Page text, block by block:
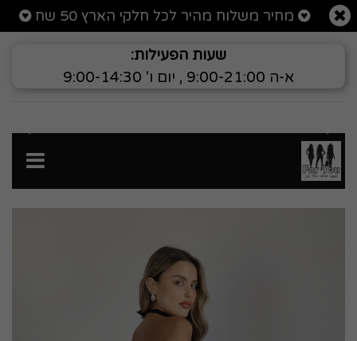
פרטי מוצר שמלה מקסי
מחיר משלוח מהיר לכל חלקי הארץ 50 שח
שעות הפעילות:
א-ה 9:00-21:00 , יום ו' 9:00-14:30
הקודם הבא